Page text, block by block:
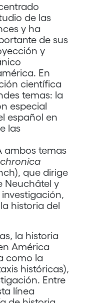
de las
y ha
de sus
y
En
científica
temas: la
especial
español en
las
ambos temas
que dirige
Neuchâtel y
historia del
la historia
América
como la
históricas),
Entre
línea